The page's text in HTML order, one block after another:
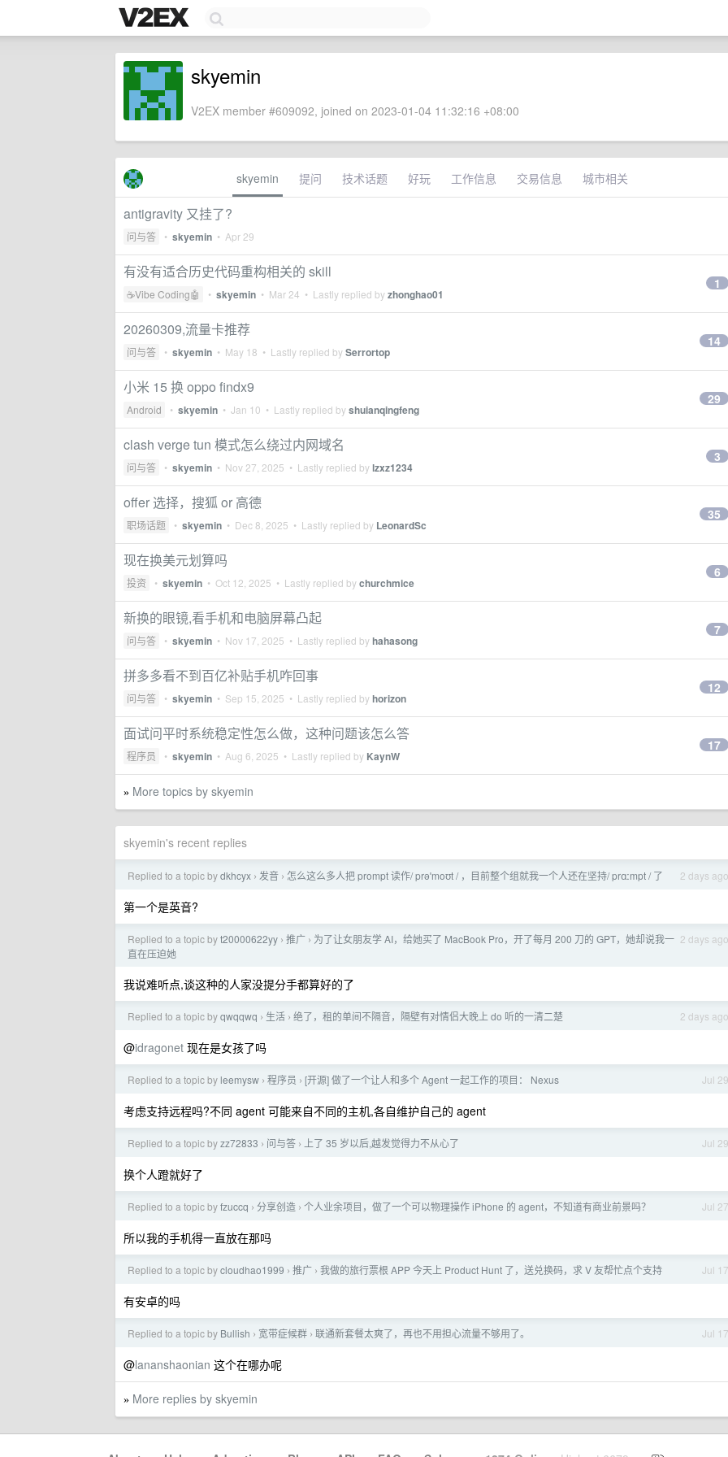
skyemin
V2EX member #609092, joined on 2023-01-04 11:32:16 +08:00
skyemin 提问 技术话题 好玩 工作信息 交易信息 城市相关
antigravity 又挂了?
问与答 • skyemin • Apr 29
有没有适合历史代码重构相关的 skill
☕Vibe Coding🤖 • skyemin • Mar 24 • Lastly replied byzhonghao01
1
20260309,流量卡推荐
问与答 • skyemin • May 18 • Lastly replied bySerrortop
14
小米 15 换 oppo findx9
Android • skyemin • Jan 10 • Lastly replied byshuianqingfeng
29
clash verge tun 模式怎么绕过内网域名
问与答 • skyemin • Nov 27, 2025 • Lastly replied bylzxz1234
3
offer 选择，搜狐 or 高德
职场话题 • skyemin • Dec 8, 2025 • Lastly replied by LeonardSc
35
现在换美元划算吗
投资 • skyemin • Oct 12, 2025 • Lastly replied bychurchmice
6
新换的眼镜,看手机和电脑屏幕凸起
问与答 • skyemin • Nov 17, 2025 • Lastly replied byhahasong
7
拼多多看不到百亿补贴手机咋回事
问与答 • skyemin • Sep 15, 2025 • Lastly replied byhorizon
12
面试问平时系统稳定性怎么做，这种问题该怎么答
程序员 • skyemin • Aug 6, 2025 • Lastly replied by KaynW
17
» More topics by skyemin
skyemin's recent replies
2 days ago
Replied to a topic bydkhcyx › 发音 › 怎么这么多人把 prompt 读作/ prəˈmoʊt / ，目前整个组就我一个人还在坚持/ prɑːmpt / 了
第一个是英音?
2 days ago
Replied to a topic byt20000622yy › 推广 › 为了让女朋友学 AI，给她买了 MacBook Pro，开了每月 200 刀的 GPT，她却说我一
直在压迫她
我说难听点,谈这种的人家没提分手都算好的了
2 days ago
Replied to a topic byqwqqwq › 生活 › 绝了，租的单间不隔音，隔壁有对情侣大晚上 do 听的一清二楚
@idragonet 现在是女孩了吗
Jul 29
Replied to a topic by leemysw › 程序员 › [开源] 做了一个让人和多个 Agent 一起工作的项目： Nexus
考虑支持远程吗?不同 agent 可能来自不同的主机,各自维护自己的 agent
Jul 29
Replied to a topic byzz72833 › 问与答 › 上了 35 岁以后,越发觉得力不从心了
换个人蹬就好了
Jul 27
Replied to a topic byfzuccq › 分享创造 › 个人业余项目，做了一个可以物理操作 iPhone 的 agent，不知道有商业前景吗？
所以我的手机得一直放在那吗
Jul 17
Replied to a topic bycloudhao1999 › 推广 › 我做的旅行票根 APP 今天上 Product Hunt 了，送兑换码，求 V 友帮忙点个支持
有安卓的吗
Jul 17
Replied to a topic by Bullish › 宽带症候群 › 联通新套餐太爽了，再也不用担心流量不够用了。
@lananshaonian 这个在哪办呢
» More replies by skyemin